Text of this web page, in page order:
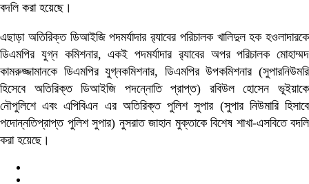
বদলি করা হয়েছে।
এছাড়া অতিরিক্ত ডিআইজি পদমর্যাদার র‍্যাবের পরিচালক খালিদুল হক হওলাদারকে
ডিএমপির যুগ্ন কমিশনার, একই পদমর্যাদার র‌্যাবের অপর পরিচালক মোহাম্মদ
কামরুজ্জামানকে ডিএমপির যুগ্নকমিশনার, ডিএমপির উপকমিশনার (সুপারনিউমরি
হিসেবে অতিরিক্ত ডিআইজি পদন্নোতি প্রাপ্ত) রবিউল হোসেন ভূইয়াকে
নৌপুলিশে এবং এপিবিএন এর অতিরিক্ত পুলিশ সুপার (সুপার নিউমারি হিসাবে
পদোন্নতিপ্রাপ্ত পুলিশ সুপার) নুসরাত জাহান মুক্তাকে বিশেষ শাখা-এসবিতে বদলি
করা হয়েছে।